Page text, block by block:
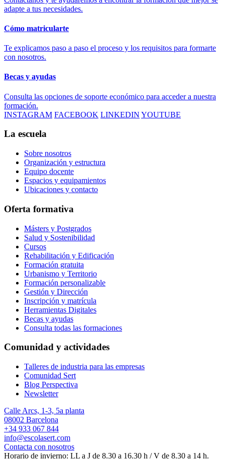
adapte a tus necesidades.
Cómo matricularte
Te explicamos paso a paso el proceso y los requisitos para formarte
con nosotros.
Becas y ayudas
Consulta las opciones de soporte económico para acceder a nuestra
formación.
INSTAGRAM FACEBOOK LINKEDIN YOUTUBE
La escuela
Sobre nosotros
Organización y estructura
Equipo docente
Espacios y equipamientos
Ubicaciones y contacto
Oferta formativa
Másters y Postgrados
Salud y Sostenibilidad
Cursos
Rehabilitación y Edificación
Formación gratuita
Urbanismo y Territorio
Formación personalizable
Gestión y Dirección
Inscripción y matrícula
Herramientas Digitales
Becas y ayudas
Consulta todas las formaciones
Comunidad y actividades
Talleres de industria para las empresas
Comunidad Sert
Blog Perspectiva
Newsletter
Calle Arcs, 1-3, 5a planta
08002 Barcelona
+34 933 067 844
info@escolasert.com
Contacta con nosotros
Horario de invierno: LL a J de 8.30 a 16.30 h / V de 8.30 a 14 h.